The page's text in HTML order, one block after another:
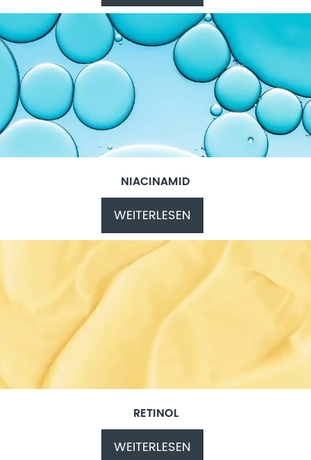
NIACINAMID
WEITERLESEN
RETINOL
WEITERLESEN